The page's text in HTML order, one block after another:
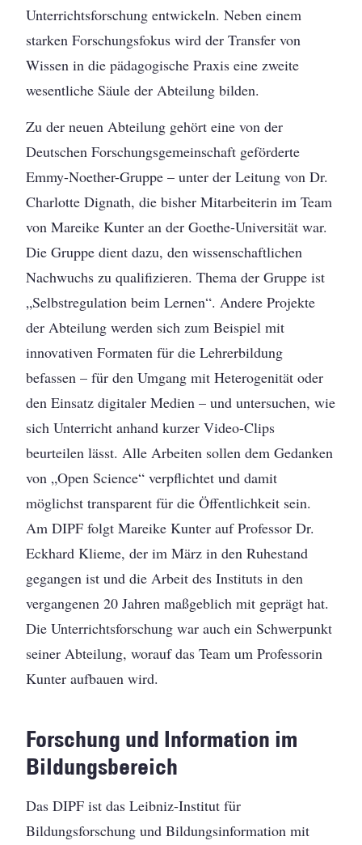
Unterrichtsforschung entwickeln. Neben einem
starken Forschungsfokus wird der Transfer von
Wissen in die pädagogische Praxis eine zweite
wesentliche Säule der Abteilung bilden.
Zu der neuen Abteilung gehört eine von der
Deutschen Forschungsgemeinschaft geförderte
Emmy-Noether-Gruppe – unter der Leitung von Dr.
Charlotte Dignath, die bisher Mitarbeiterin im Team
von Mareike Kunter an der Goethe-Universität war.
Die Gruppe dient dazu, den wissenschaftlichen
Nachwuchs zu qualifizieren. Thema der Gruppe ist
„Selbstregulation beim Lernen“. Andere Projekte
der Abteilung werden sich zum Beispiel mit
innovativen Formaten für die Lehrerbildung
befassen – für den Umgang mit Heterogenität oder
den Einsatz digitaler Medien – und untersuchen, wie
sich Unterricht anhand kurzer Video-Clips
beurteilen lässt. Alle Arbeiten sollen dem Gedanken
von „Open Science“ verpflichtet und damit
möglichst transparent für die Öffentlichkeit sein.
Am DIPF folgt Mareike Kunter auf Professor Dr.
Eckhard Klieme, der im März in den Ruhestand
gegangen ist und die Arbeit des Instituts in den
vergangenen 20 Jahren maßgeblich mit geprägt hat.
Die Unterrichtsforschung war auch ein Schwerpunkt
seiner Abteilung, worauf das Team um Professorin
Kunter aufbauen wird.
Forschung und Information im
Bildungsbereich
Das DIPF ist das Leibniz-Institut für
Bildungsforschung und Bildungsinformation mit